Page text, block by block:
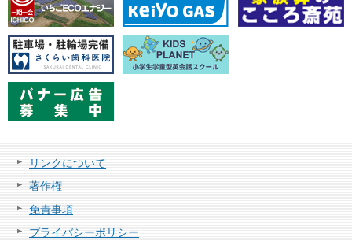
リンクについて
著作権
免責事項
プライバシーポリシー